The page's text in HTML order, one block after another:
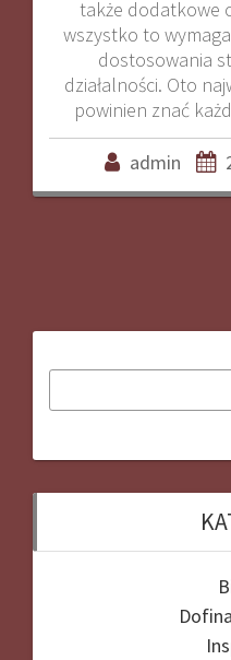
także dodatkowe
wszystko to
dostosowania
działalności. Oto
powinien znać
admin